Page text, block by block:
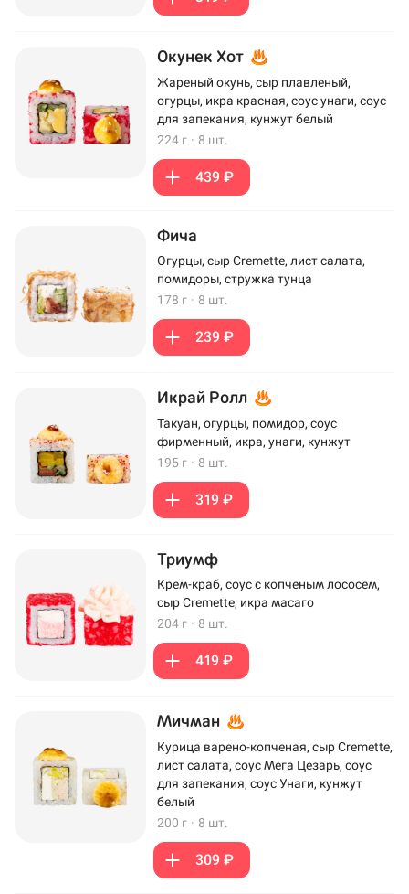
Окунек Хот
Жареный окунь, сыр плавленый,
огурцы, икра красная, соус унаги, соус
для запекания, кунжут белый
224 г · 8 шт.
439 ₽
Фича
Огурцы, сыр Cremette, лист салата,
помидоры, стружка тунца
178 г · 8 шт.
239 ₽
Икрай Ролл
Такуан, огурцы, помидор, соус
фирменный, икра, унаги, кунжут
195 г · 8 шт.
319 ₽
Триумф
Крем-краб, соус с копченым лососем,
сыр Cremette, икра масаго
204 г · 8 шт.
419 ₽
Мичман
Курица варено-копченая, сыр Cremette,
лист салата, соус Мега Цезарь, соус
для запекания, соус Унаги, кунжут
белый
200 г · 8 шт.
309 ₽